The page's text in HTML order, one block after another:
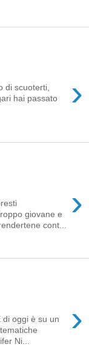
›
di scuoterti,
hai passato
›
giovane e
cont...
›
di oggi è su un
Ni...